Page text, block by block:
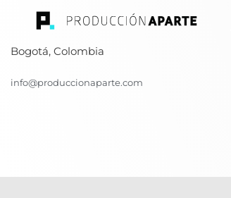
Bogotá, Colombia
info@produccionaparte.com